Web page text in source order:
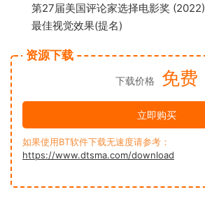
第27届美国评论家选择电影奖 (2022)
最佳视觉效果(提名)
资源下载
下载价格 免费
立即购买
如果使用BT软件下载无速度请参考：
https://www.dtsma.com/download